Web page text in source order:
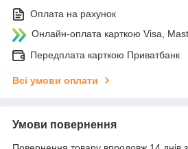
Оплата на рахунок
Онлайн-оплата карткою Visa,
Передплата карткою Приватбанк
Всі умови оплати
Умови повернення